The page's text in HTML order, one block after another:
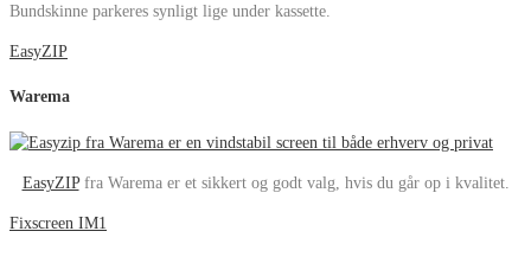
Bundskinne parkeres synligt lige under kassette.
EasyZIP
Warema
EasyZIPfra Warema er et sikkert og godt valg, hvis du går op i kvalitet.
Fixscreen IM1